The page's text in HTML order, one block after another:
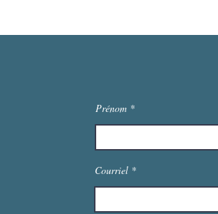
Prénom
Courriel